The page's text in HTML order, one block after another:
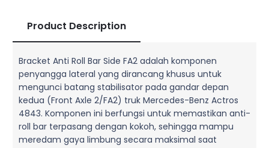
Product Description
Bracket Anti Roll Bar Side FA2 adalah komponen
penyangga lateral yang dirancang khusus untuk
mengunci batang stabilisator pada gandar depan
kedua (Front Axle 2/FA2) truk Mercedes-Benz Actros
4843. Komponen ini berfungsi untuk memastikan anti-
roll bar terpasang dengan kokoh, sehingga mampu
meredam gaya limbung secara maksimal saat